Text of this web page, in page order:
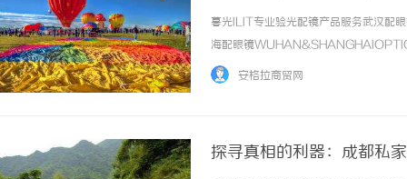
暮光ILIT专业验光配镜产品服务武汉配
海配眼镜
品牌，现于武汉与上海设有4家门店。
安格拉商贸网
探寻真相的利器：成都私